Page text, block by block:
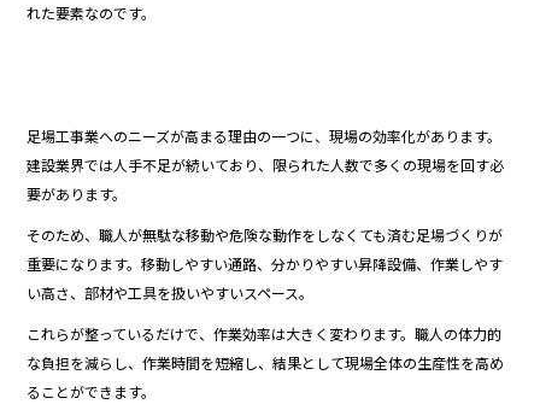
れた要素なのです。
足場工事業へのニーズが高まる理由の一つに、現場の効率化があります。
建設業界では人手不足が続いており、限られた人数で多くの現場を回す必
要があります。
そのため、職人が無駄な移動や危険な動作をしなくても済む足場づくりが
重要になります。移動しやすい通路、分かりやすい昇降設備、作業しやす
い高さ、部材や工具を扱いやすいスペース。
これらが整っているだけで、作業効率は大きく変わります。職人の体力的
な負担を減らし、作業時間を短縮し、結果として現場全体の生産性を高め
ることができます。